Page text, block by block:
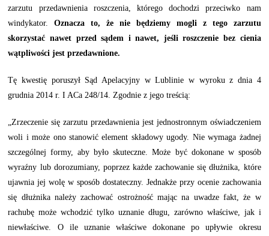
zarzutu przedawnienia roszczenia, którego dochodzi przeciwko nam
windykator.Oznacza to, że nie będziemy mogli z tego zarzutu
skorzystać nawet przed sądem i nawet, jeśli roszczenie bez cienia
wątpliwości jest przedawnione.
Tę kwestię poruszył Sąd Apelacyjny w Lublinie w wyroku z dnia 4
grudnia 2014 r. I ACa 248/14. Zgodnie z jego treścią:
„Zrzeczenie się zarzutu przedawnienia jest jednostronnym oświadczeniem
woli i może ono stanowić element składowy ugody. Nie wymaga żadnej
szczególnej formy, aby było skuteczne. Może być dokonane w sposób
wyraźny lub dorozumiany, poprzez każde zachowanie się dłużnika, które
ujawnia jej wolę w sposób dostateczny. Jednakże przy ocenie zachowania
się dłużnika należy zachować ostrożność mając na uwadze fakt, że w
rachubę może wchodzić tylko uznanie długu, zarówno właściwe, jak i
niewłaściwe. O ile uznanie właściwe dokonane po upływie okresu